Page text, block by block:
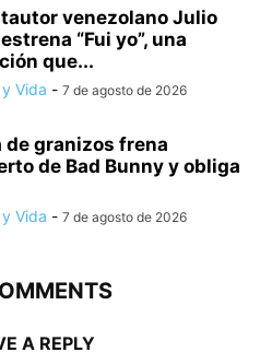
venezolano Julio
“Fui yo”, una
que...
Vida - 7 de agosto de 2026
de granizos frena
de Bad Bunny y obliga
Vida - 7 de agosto de 2026
A REPLY